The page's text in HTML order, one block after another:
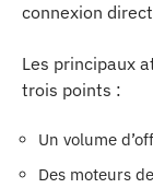
connexion
Les principaux
trois points :
Un volume
Des moteurs